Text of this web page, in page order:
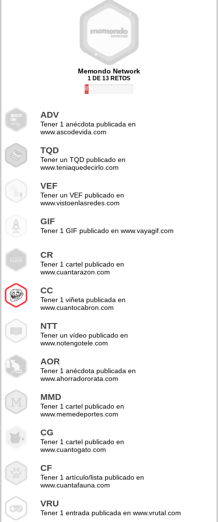
Memondo Network
1 DE 13 RETOS
8%
ADV
Tener 1 anécdota publicada en
www.ascodevida.com
TQD
Tener un TQD publicado en
www.teniaquedecirlo.com
VEF
Tener un VEF publicado en
www.vistoenlasredes.com
GIF
Tener 1 GIF publicado en www.vayagif.com
CR
Tener 1 cartel publicado en
www.cuantarazon.com
CC
Tener 1 viñeta publicada en
www.cuantocabron.com
NTT
Tener un vídeo publicado en
www.notengotele.com
AOR
Tener 1 anécdota publicada en
www.ahorradororata.com
MMD
Tener 1 cartel publicado en
www.memedeportes.com
CG
Tener 1 cartel publicado en
www.cuantogato.com
CF
Tener 1 artículo/lista publicado en
www.cuantafauna.com
VRU
Tener 1 entrada publicada en www.vrutal.com